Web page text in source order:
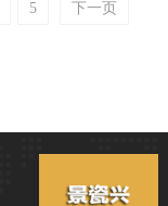
5 下一页